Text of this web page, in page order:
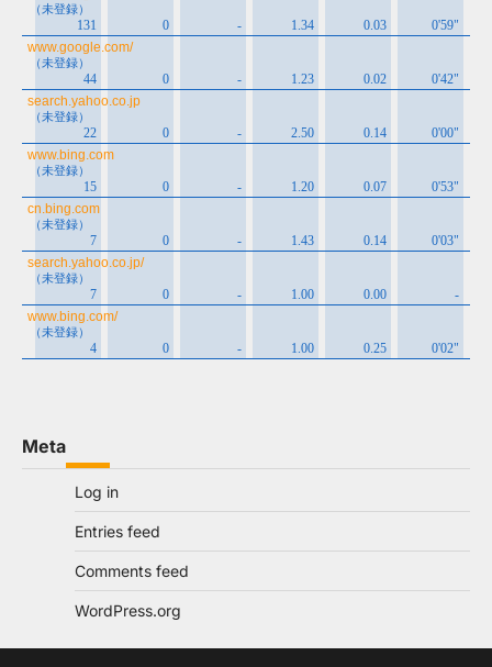
Meta
Log in
Entries feed
Comments feed
WordPress.org